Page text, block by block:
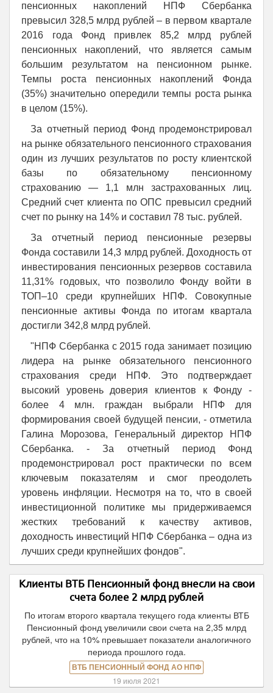
пенсионных накоплений НПФ Сбербанка
превысил 328,5 млрд рублей – в первом квартале
2016 года Фонд привлек 85,2 млрд рублей
пенсионных накоплений, что является самым
большим результатом на пенсионном рынке.
Темпы роста пенсионных накоплений Фонда
(35%) значительно опередили темпы роста рынка
в целом (15%).
За отчетный период Фонд продемонстрировал
на рынке обязательного пенсионного страхования
один из лучших результатов по росту клиентской
базы по обязательному пенсионному
страхованию — 1,1 млн застрахованных лиц.
Средний счет клиента по ОПС превысил средний
счет по рынку на 14% и составил 78 тыс. рублей.
За отчетный период пенсионные резервы
Фонда составили 14,3 млрд рублей. Доходность от
инвестирования пенсионных резервов составила
11,31% годовых, что позволило Фонду войти в
ТОП–10 среди крупнейших НПФ. Совокупные
пенсионные активы Фонда по итогам квартала
достигли 342,8 млрд рублей.
"НПФ Сбербанка с 2015 года занимает позицию
лидера на рынке обязательного пенсионного
страхования среди НПФ. Это подтверждает
высокий уровень доверия клиентов к Фонду -
более 4 млн. граждан выбрали НПФ для
формирования своей будущей пенсии, - отметила
Галина Морозова, Генеральный директор НПФ
Сбербанка. - За отчетный период Фонд
продемонстрировал рост практически по всем
ключевым показателям и смог преодолеть
уровень инфляции. Несмотря на то, что в своей
инвестиционной политике мы придерживаемся
жестких требований к качеству активов,
доходность инвестиций НПФ Сбербанка – одна из
лучших среди крупнейших фондов".
Клиенты ВТБ Пенсионный фонд внесли на свои
счета более 2 млрд рублей
По итогам второго квартала текущего года клиенты ВТБ
Пенсионный фонд увеличили свои счета на 2,35 млрд
рублей, что на 10% превышает показатели аналогичного
периода прошлого года.
ВТБ ПЕНСИОННЫЙ ФОНД АО НПФ
19 июля 2021